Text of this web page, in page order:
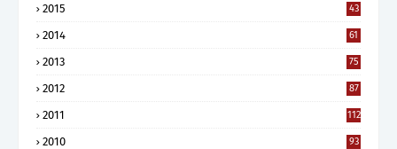
2015 43
2014 61
2013 75
2012 87
2011 112
2010 93